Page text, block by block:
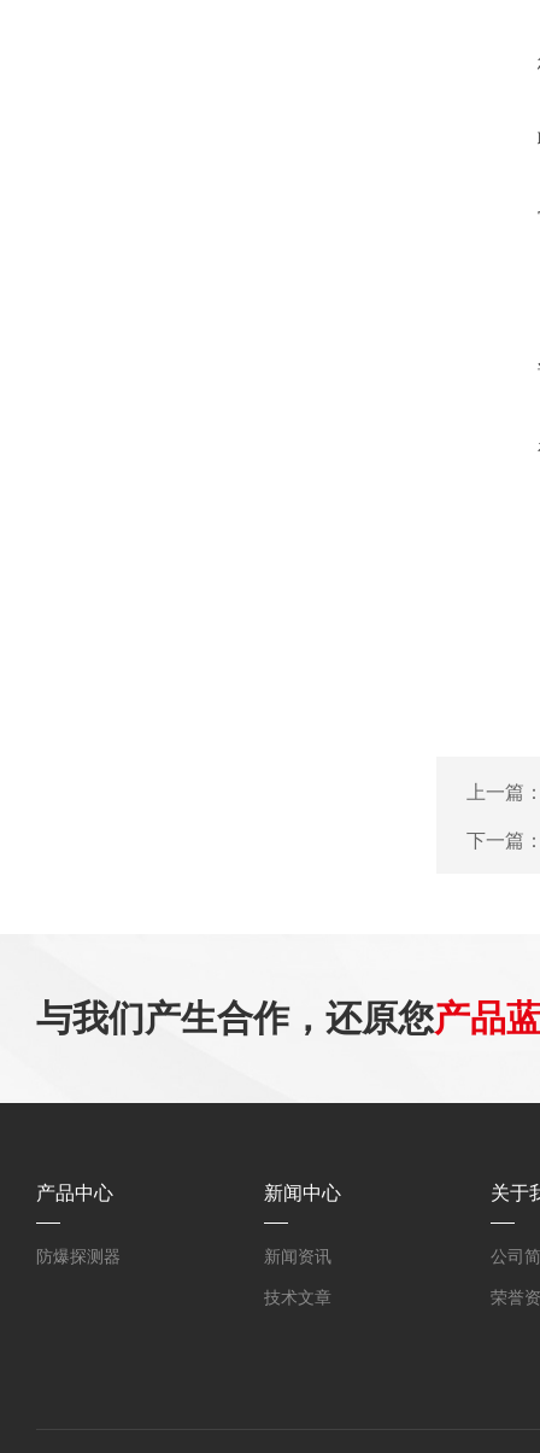
上一篇
下一篇
与我们产生合作，还原您产品
产品中心
防爆探测器
新闻中心
新闻资讯
技术文章
关于
公司
荣誉